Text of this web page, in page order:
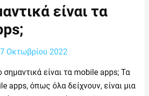
είναι τα
Οκτωβρίου 2022
σημαντικά είναι τα mobile apps; Τα
apps, όπως όλα δείχνουν, είναι μια